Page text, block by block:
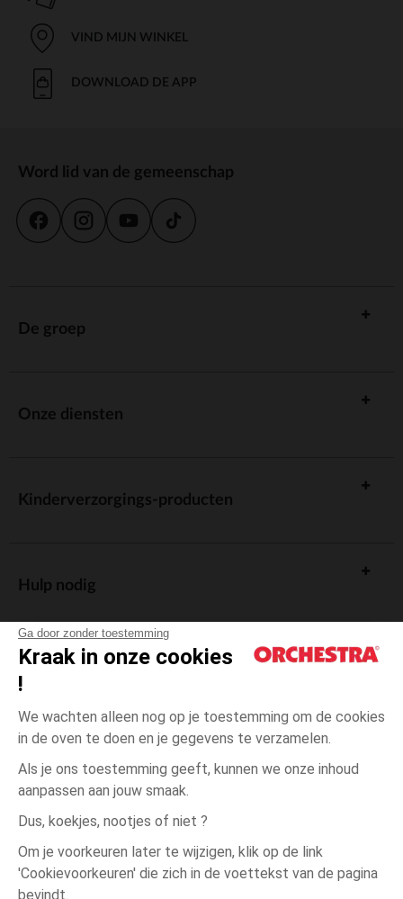
Ga door zonder toestemming
Kraak in onze cookies
!
We wachten alleen nog op je toestemming om de cookies
in de oven te doen en je gegevens te verzamelen.
Als je ons toestemming geeft, kunnen we onze inhoud
aanpassen aan jouw smaak.
Dus, koekjes, nootjes of niet ?
Om je voorkeuren later te wijzigen, klik op de link
'Cookievoorkeuren' die zich in de voettekst van de pagina
bevindt.
Zwart Zwart
één
VIND MIJN WINKEL
DOWNLOAD DE APP
Word lid van de gemeenschap
De groep
Onze diensten
Kinderverzorgings-producten
Hulp nodig
Algemene verkoopsvoorwaarden
Wettelijke bepalingen
Persoonsgegevens